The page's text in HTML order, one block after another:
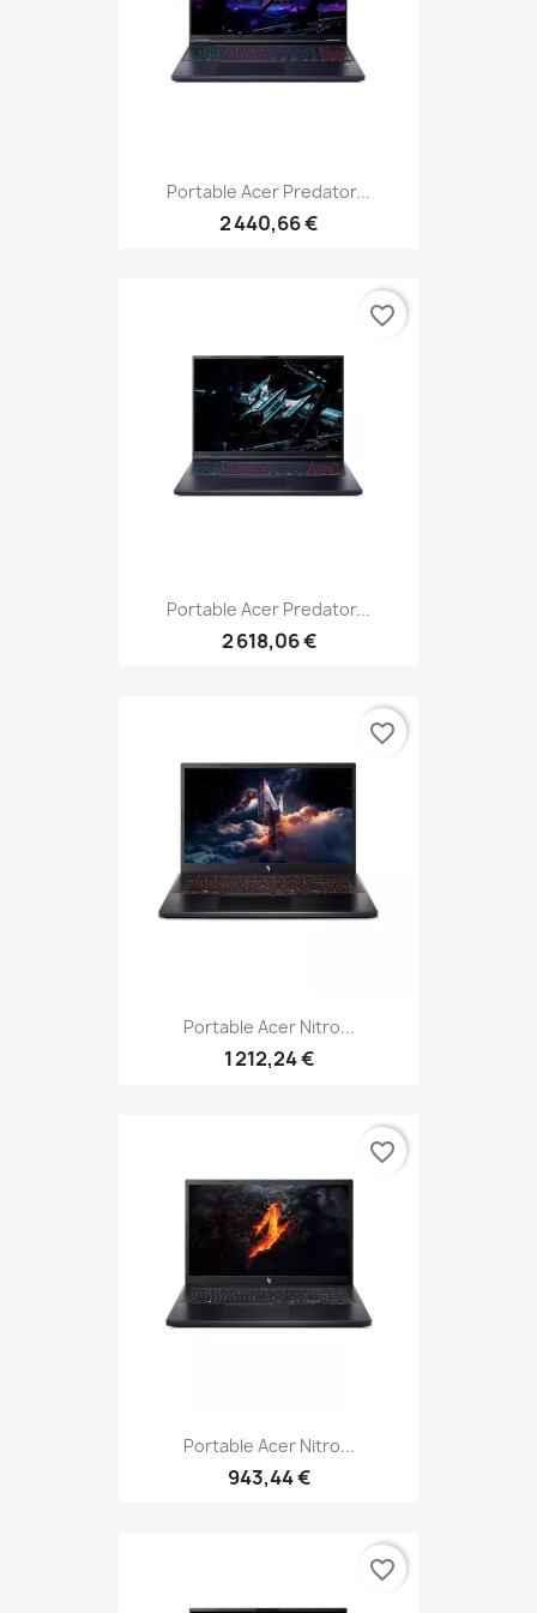
Portable Acer Predator...
2 440,66 €
Portable Acer Predator...
2 618,06 €
favorite_border
Portable Acer Nitro...
1 212,24 €
favorite_border
Portable Acer Nitro...
943,44 €
favorite_border
favorite_border